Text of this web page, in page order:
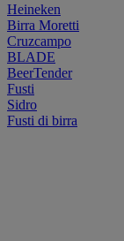
Heineken
Birra Moretti
Cruzcampo
BLADE
BeerTender
Fusti
Sidro
Fusti di birra